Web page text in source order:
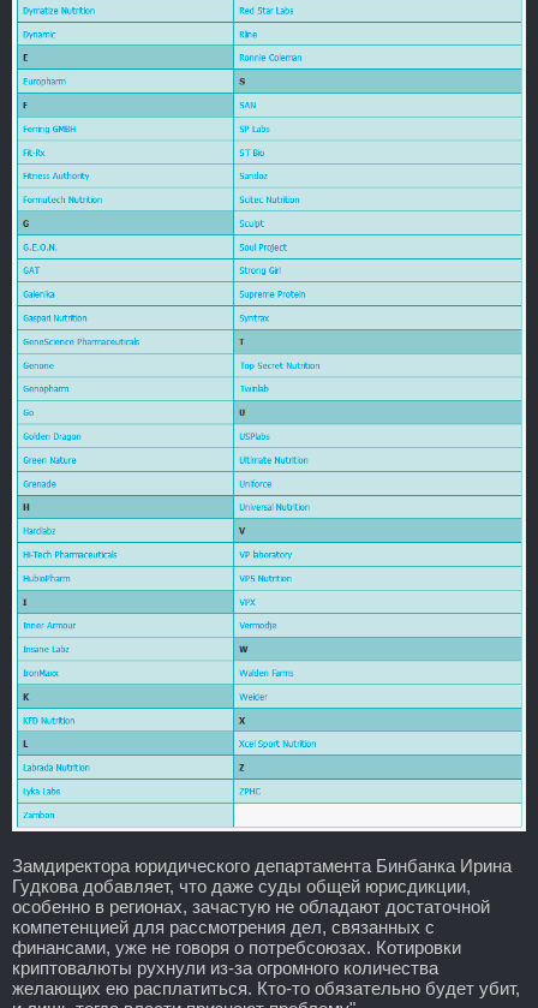
Замдиректора юридического департамента Бинбанка Ирина
Гудкова добавляет, что даже суды общей юрисдикции,
особенно в регионах, зачастую не обладают достаточной
компетенцией для рассмотрения дел, связанных с
финансами, уже не говоря о потребсоюзах. Котировки
криптовалюты рухнули из-за огромного количества
желающих ею расплатиться. Кто-то обязательно будет убит,